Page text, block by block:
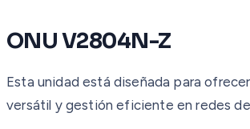
ONU V2804N-Z
Esta unidad está diseñada para
versátil y gestión eficiente en redes